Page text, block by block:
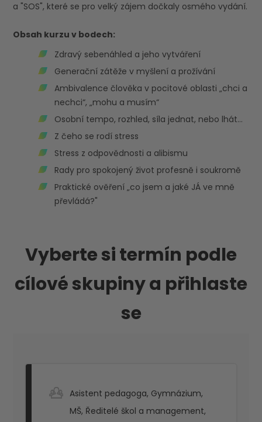
a "SOS", které se pro velký zájem dočkaly osmého vydání.
Obsah kurzu v bodech:
Zdravý sebenáhled a jeho vytváření
Generační zátěže v myšlení a prožívání
Ambivalence člověka v pocitové oblasti „chci a
nechci“, „mohu a musím“
Osobní tempo, rozhled, síla jednat, nebo lhát…
Z čeho se rodí stress
Stress z odpovědnosti a alibismu
Rady pro spokojený život profesně i soukromě
Praktické ověření „co jsem a jaké JÁ ve mně
převládá?"
Vyberte si termín podle
cílové skupiny a přihlaste
se
Asistent pedagoga, Gymnázium,
MŠ, Ředitelé škol a management,